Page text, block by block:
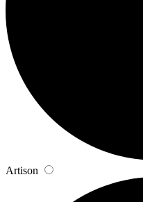
Artison